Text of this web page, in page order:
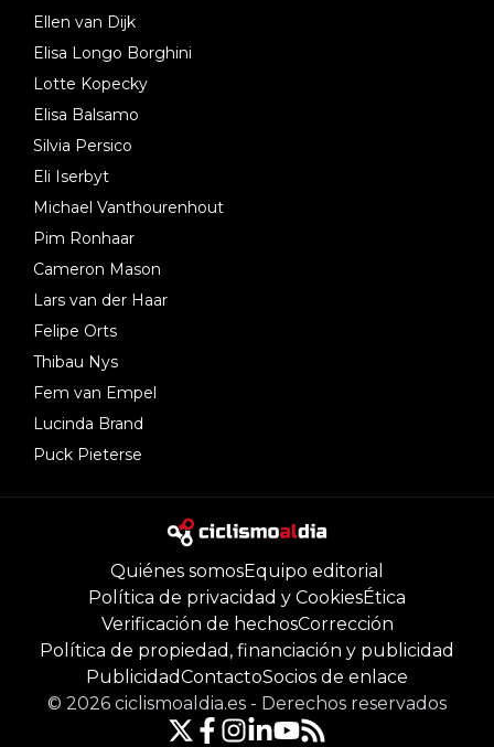
Ellen van Dijk
Elisa Longo Borghini
Lotte Kopecky
Elisa Balsamo
Silvia Persico
Eli Iserbyt
Michael Vanthourenhout
Pim Ronhaar
Cameron Mason
Lars van der Haar
Felipe Orts
Thibau Nys
Fem van Empel
Lucinda Brand
Puck Pieterse
Quiénes somosEquipo editorial
Política de privacidad y CookiesÉtica
Verificación de hechosCorrección
Política de propiedad, financiación y publicidad
PublicidadContactoSocios de enlace
© 2026 ciclismoaldia.es - Derechos reservados